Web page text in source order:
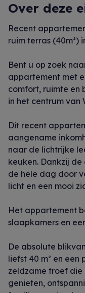
Over deze
Recent
ruim terras (40m²)
Bent u op zoek
appartement met
comfort, ruimte en
in het centrum van
Dit recent
aangename
naar de lichtrijke
keuken. Dankzij
de hele dag door
licht en een mooi
Het appartement
slaapkamers en
De absolute
liefst 40 m² en een
zeldzame troef
genieten,